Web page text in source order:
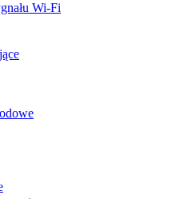
Wi-Fi